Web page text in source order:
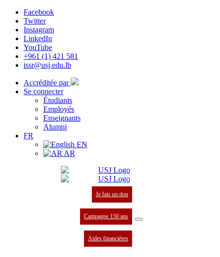
Facebook
Twitter
Instagram
LinkedIn
YouTube
+961 (1) 421 581
issr@usj.edu.lb
Accréditée par
Se connecter
Étudiants
Employés
Enseignants
Alumni
FR
EN
AR
Je fais un don
Campagne 150 ans
Aides financières